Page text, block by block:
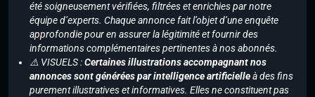
été soigneusement vérifiées, filtrées et enrichies par notre
équipe d’experts. Chaque annonce fait l’objet d’une enquête
approfondie pour en assurer la légitimité et fournir des
informations complémentaires pertinentes à nos abonnés.
⚠️ VISUELS :Certaines illustrations accompagnant nos
annonces sont générées par intelligence artificielleà des fins
purement illustratives et informatives. Elles ne constituent pas